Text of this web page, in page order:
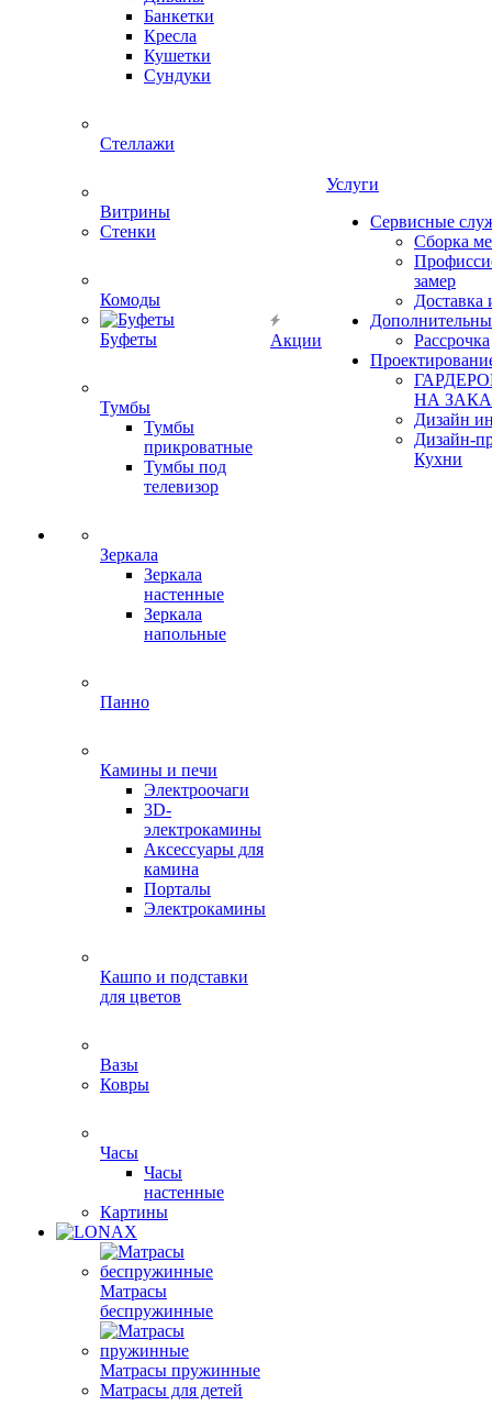
Банкетки
Кресла
Кушетки
Сундуки
Стеллажи
Витрины
Стенки
Комоды
Буфеты
Тумбы
Тумбы
прикроватные
Тумбы под
телевизор
Зеркала
Зеркала
настенные
Зеркала
напольные
Панно
Камины и печи
Электроочаги
3D-
электрокамины
Аксессуары для
камина
Порталы
Электрокамины
Кашпо и подставки
для цветов
Вазы
Ковры
Часы
Часы
настенные
Картины
Матрасы
беспружинные
Матрасы пружинные
Матрасы для детей
Акции
Услуги
Сервисные
Сборка
замер
Доставка
Рассрочка
НА
Дизайн
Дизайн-
Кухни